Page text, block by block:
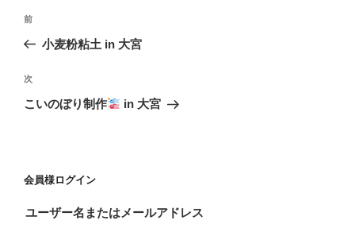
投
ビ
ゲ
ン
過
去
投
稿
前
小麦粉粘土 in 大宮
次
の
次
こいのぼり制作 in 大宮
会員様ログイン
ユーザー名またはメールアドレス